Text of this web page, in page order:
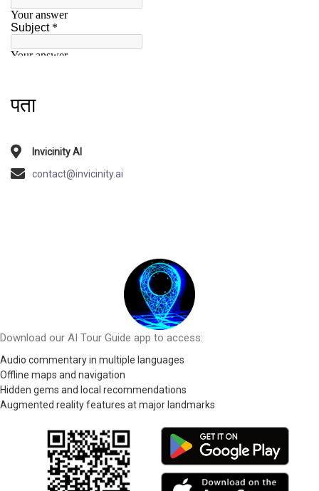
पता
Invicinity AI
contact@invicinity.ai
Download our AI Tour Guide app to access:
Audio commentary in multiple languages
Offline maps and navigation
Hidden gems and local recommendations
Augmented reality features at major landmarks